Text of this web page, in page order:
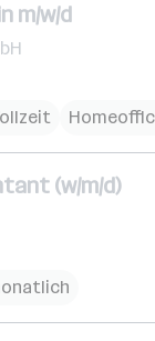
m/w/d
(w/m/d)